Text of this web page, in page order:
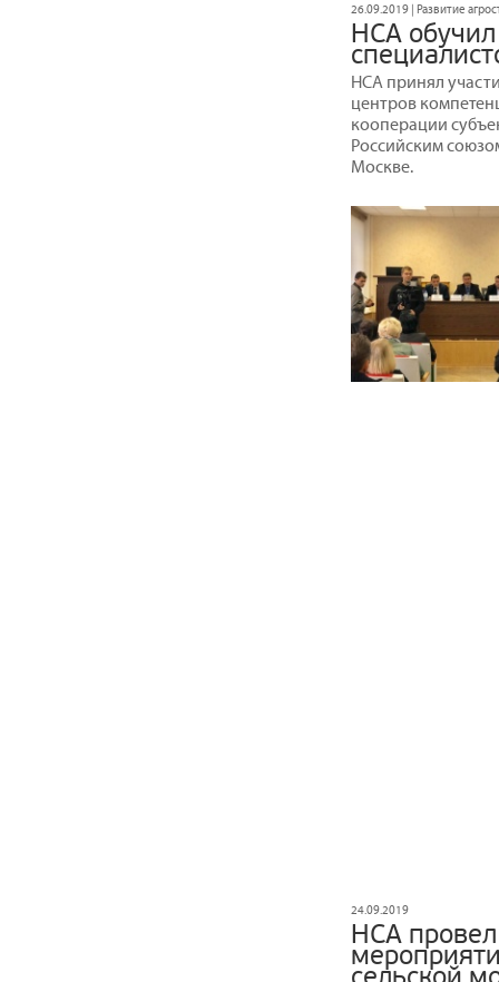
26.09.2019 | Развитие
НСА
НСА принял
центров
кооперации
Российским
Москве.
24.09.2019
НСА